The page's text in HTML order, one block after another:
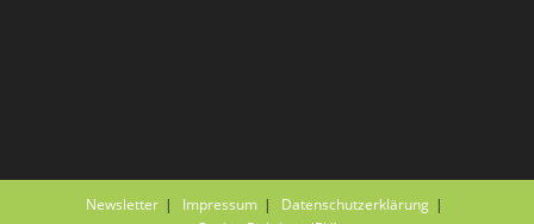
Newsletter Impressum
Datenschutzerklärung